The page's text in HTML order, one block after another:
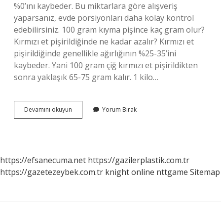
%0’ını kaybeder. Bu miktarlara göre alışveriş
yaparsanız, evde porsiyonları daha kolay kontrol
edebilirsiniz. 100 gram kıyma pişince kaç gram olur?
Kırmızı et pişirildiğinde ne kadar azalır? Kırmızı et
pişirildiğinde genellikle ağırlığının %25-35’ini
kaybeder. Yani 100 gram çiğ kırmızı et pişirildikten
sonra yaklaşık 65-75 gram kalır. 1 kilo…
Devamını okuyun
Porsiyon
Yorum Bırak
https://efsanecuma.net https://gazilerplastik.com.tr
https://gazetezeybek.com.tr knight online nttgame Sitemap